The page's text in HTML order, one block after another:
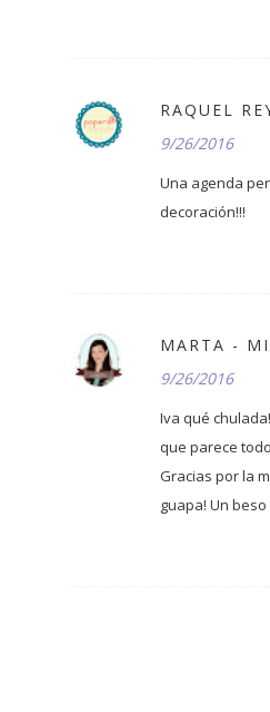
RAQUEL
9/26/2016
Una agenda
decoración!!!
MARTA -
9/26/2016
Iva qué
que parece
Gracias por la
guapa! Un